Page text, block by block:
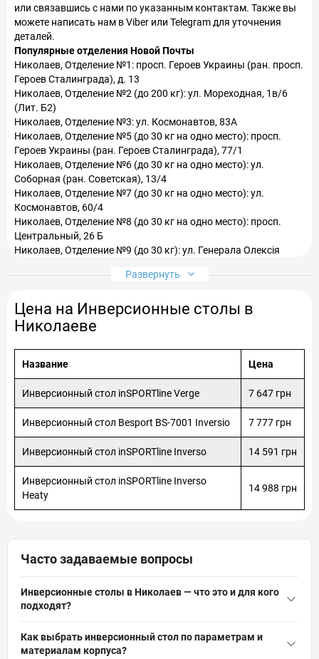
Пояса для отягощений в Николаев
Иглы для акупунктуры в Николаев
или связавшись с нами по указанным контактам. Также вы
можете написать нам в Viber или Telegram для уточнения
деталей.
Популярные отделения Новой Почты
Николаев, Отделение №1: просп. Героев Украины (ран. просп.
Героев Сталинграда), д. 13
Николаев, Отделение №2 (до 200 кг): ул. Мореходная, 1в/6
(Лит. Б2)
Николаев, Отделение №3: ул. Космонавтов, 83A
Николаев, Отделение №5 (до 30 кг на одно место): просп.
Героев Украины (ран. Героев Сталинграда), 77/1
Николаев, Отделение №6 (до 30 кг на одно место): ул.
Соборная (ран. Советская), 13/4
Николаев, Отделение №7 (до 30 кг на одно место): ул.
Космонавтов, 60/4
Николаев, Отделение №8 (до 30 кг на одно место): просп.
Центральный, 26 Б
Николаев, Отделение №9 (до 30 кг): ул. Генерала Олексія
Николаев, Отделение №10 (до 30 кг): просп. Центральный
Николаев, Отделение №11 (до 30 кг на одно место): просп.
Мира, 13Г
Николаев, Отделение №12 (до 30 кг): ул. Аркасівська, 33
Николаев, Отделение №13 (до 30 кг на одно место): ул.
Лазурная, 17
Николаев, Отделение №14 (до 30 кг): просп. Центральный
(ран. Ленина), 173/2
Николаев, Отделение №15 ( до 30 кг на одне місце): ул.
Космонавтов, 61В
Николаев, Отделение №16: просп. Богоявленский, 234-В
Развернуть
Цена на Инверсионные столы в
Николаеве
Название Цена
Инверсионный стол inSPORTline Verge 7 647 грн
Инверсионный стол Besport BS-7001 Inversio 7 777 грн
Инверсионный стол inSPORTline Inverso 14 591 грн
Инверсионный стол inSPORTline Inverso
Heaty
14 988 грн
Часто задаваемые вопросы
Инверсионные столы в Николаев — что это и для кого
подходят?
вытяжки позвоночника и снятия нагрузки с суставов путём
Как выбрать инверсионный стол по параметрам и
материалам корпуса?